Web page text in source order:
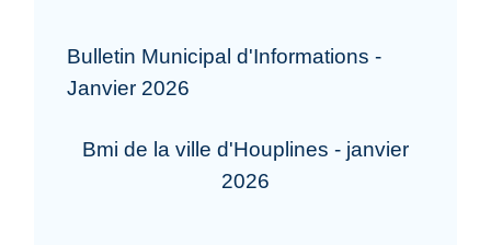
Bulletin Municipal d'Informations -
Janvier 2026
Bmi de la ville d'Houplines - janvier
2026